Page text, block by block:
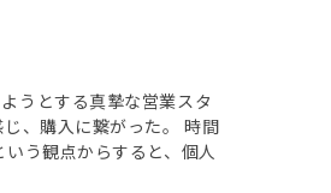
うとする真摯な営業スタ
、購入に繋がった。 時間
う観点からすると、個人